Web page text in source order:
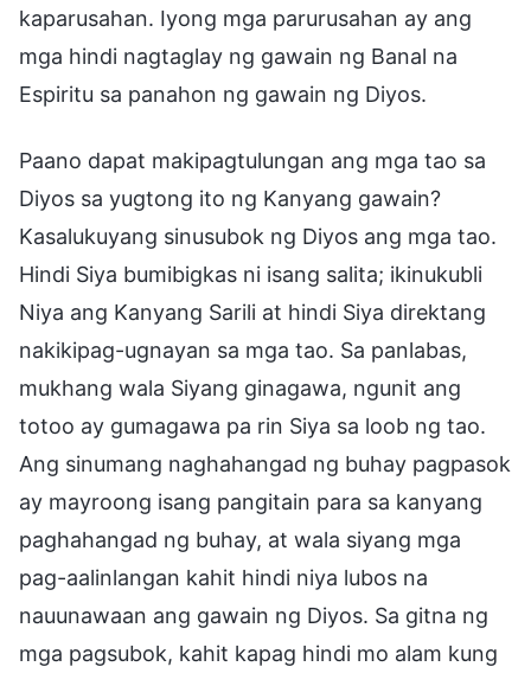
kaparusahan. Iyong mga parurusahan ay ang
mga hindi nagtaglay ng gawain ng Banal na
Espiritu sa panahon ng gawain ng Diyos.
Paano dapat makipagtulungan ang mga tao sa
Diyos sa yugtong ito ng Kanyang gawain?
Kasalukuyang sinusubok ng Diyos ang mga tao.
Hindi Siya bumibigkas ni isang salita; ikinukubli
Niya ang Kanyang Sarili at hindi Siya direktang
nakikipag-ugnayan sa mga tao. Sa panlabas,
mukhang wala Siyang ginagawa, ngunit ang
totoo ay gumagawa pa rin Siya sa loob ng tao.
Ang sinumang naghahangad ng buhay pagpasok
ay mayroong isang pangitain para sa kanyang
paghahangad ng buhay, at wala siyang mga
pag-aalinlangan kahit hindi niya lubos na
nauunawaan ang gawain ng Diyos. Sa gitna ng
mga pagsubok, kahit kapag hindi mo alam kung